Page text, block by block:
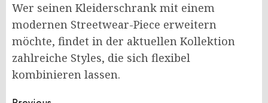
Wer seinen Kleiderschrank mit einem
modernen Streetwear-Piece erweitern
möchte, findet in der aktuellen Kollektion
zahlreiche Styles, die sich flexibel
kombinieren lassen.